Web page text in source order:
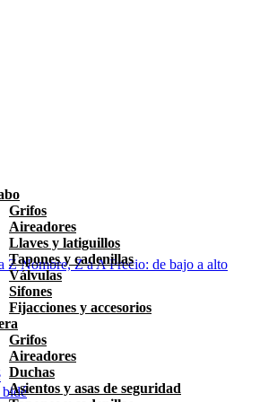
Grifos
Aireadores
Llaves y latiguillos
Tapones y cadenillas
Válvulas
Sifones
Fijacciones y accesorios
Grifos
Aireadores
Duchas
Asientos y asas de seguridad
ZNombre, Z a APrecio: de bajo a alto